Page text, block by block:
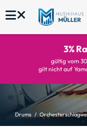
3%
gültig vom
gilt nicht auf
Drums